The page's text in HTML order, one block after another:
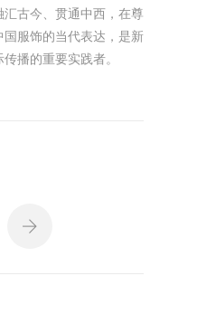
古今、贯通中西，在尊
服饰的当代表达，是新
播的重要实践者。